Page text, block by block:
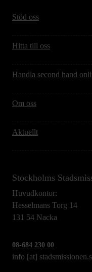
Stöd oss
Hitta till oss
Handla second hand
Om oss
Aktuellt
Stockholms
Huvudkontor:
Hesselmans Torg 14
131 54 Nacka
08-684 230 00
info [at]